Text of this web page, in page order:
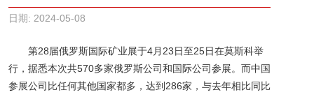
日期: 2024-05-08
第28届俄罗斯国际矿业展于4月23日至25日在莫斯科举
行，据悉本次共570多家俄罗斯公司和国际公司参展。而中国
参展公司比任何其他国家都多，达到286家，与去年相比同比